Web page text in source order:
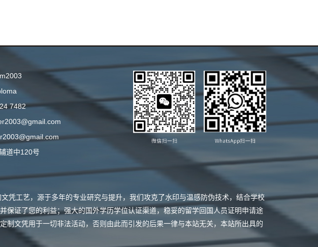
7482
道中120号
凭工艺，源于多年的专业研究与提升，我们攻克了水印与温感防伪技术，结合学校
证了您的利益；强大的国外学历学位认证渠道，稳妥的留学回国人员证明申请途
文凭用于一切非法活动，否则由此而引发的后果一律与本站无关，本站所出具的